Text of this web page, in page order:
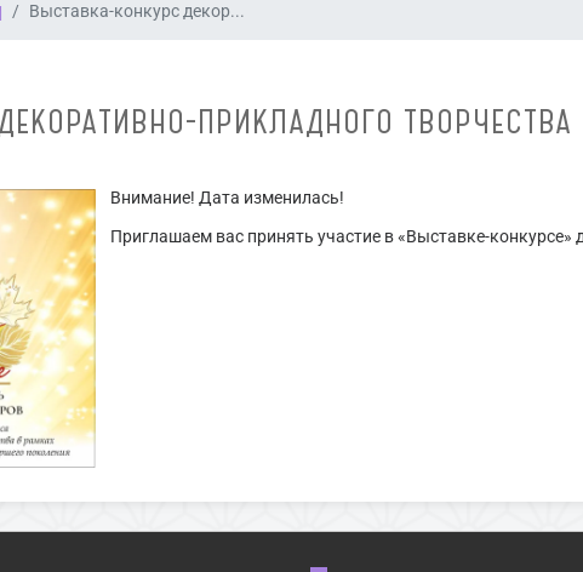
Выставка-конкурс декор...
ПРИКЛАДНОГО
Внимание! Дата изменилась!
Приглашаем вас принять участие в «Выставке-конкурсе»